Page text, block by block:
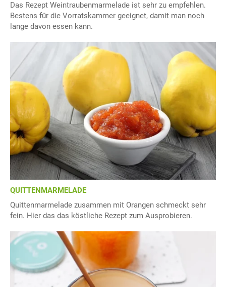
Das Rezept Weintraubenmarmelade ist sehr zu empfehlen.
Bestens für die Vorratskammer geeignet, damit man noch
lange davon essen kann.
QUITTENMARMELADE
Quittenmarmelade zusammen mit Orangen schmeckt sehr
fein. Hier das das köstliche Rezept zum Ausprobieren.